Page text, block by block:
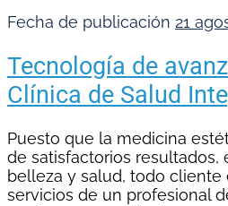
Fecha de publicación 21
Tecnología de
Clínica de Salud
Puesto que la medicina
de satisfactorios resultados,
belleza y salud, todo cliente
servicios de un profesional